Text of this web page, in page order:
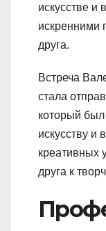
искусстве и
искренними
друга.
Встреча
стала
который
искусству и
креативных
друга к